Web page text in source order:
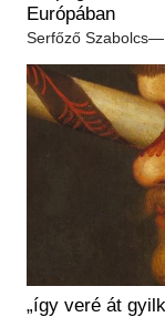
Régészet
Tagintézmények
Felnőttképzés
Közérdekű adatok
Képcsarnok
Éremtár
Adattár
Központi Könyvtár
Európában
Serfőző Szabolcs—
„így veré át